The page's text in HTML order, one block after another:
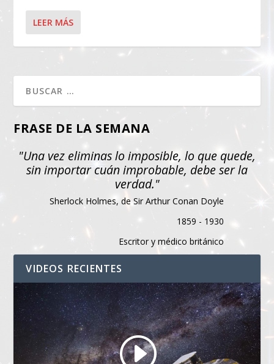
LEER MÁS
FRASE DE LA SEMANA
"Una vez eliminas lo imposible, lo que quede,
sin importar cuán improbable, debe ser la
verdad."
Sherlock Holmes, de Sir Arthur Conan Doyle
1859 - 1930
Escritor y médico británico
VIDEOS RECIENTES